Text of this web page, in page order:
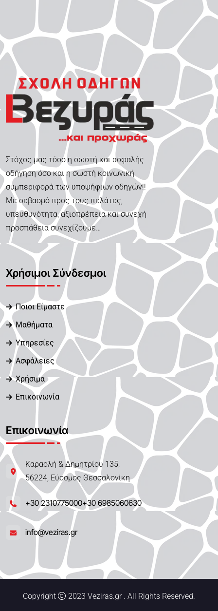
Στόχος μας τόσο η σωστή και ασφαλής
οδήγηση όσο και η σωστή κοινωνική
συμπεριφορά των υποψήφιων οδηγών!!
Με σεβασμό προς τους πελάτες,
υπευθυνότητα, αξιοπρέπεια και συνεχή
προσπάθεια συνεχίζουμε…
Χρήσιμοι Σύνδεσμοι
Ποιοι Είμαστε
Μαθήματα
Υπηρεσίες
Ασφάλειες
Χρήσιμα
Επικοινωνία
Επικοινωνία
Καραολή & Δημητρίου 135,
56224, Εύοσμος Θεσσαλονίκη
+30 2310775000+30 6985060630
info@veziras.gr
Copyright 2023 Veziras.gr . All Rights Reserved.